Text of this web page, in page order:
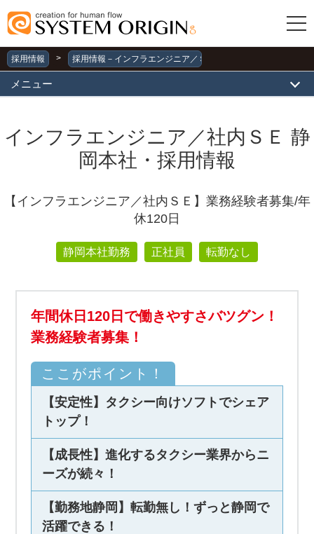
採用情報 > 採用情報－インフラエンジニア／ＳＥ－静岡
メニュー
インフラエンジニア／社内ＳＥ 静
岡本社・採用情報
【インフラエンジニア／社内ＳＥ】業務経験者募集/年
休120日
静岡本社勤務 正社員 転勤なし
年間休日120日で働きやすさバツグン！
業務経験者募集！
ここがポイント！
【安定性】タクシー向けソフトでシェア
トップ！
【成長性】進化するタクシー業界からニ
ーズが続々！
【勤務地静岡】転勤無し！ずっと静岡で
活躍できる！